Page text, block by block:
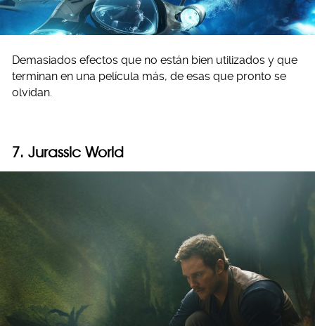
Demasiados efectos que no están bien utilizados y que
terminan en una película más, de esas que pronto se
olvidan.
7. Jurassic World